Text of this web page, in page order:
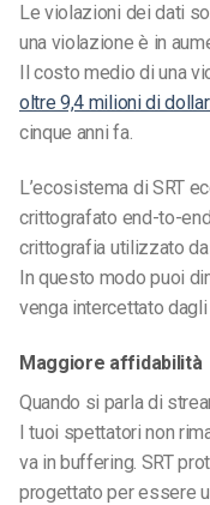
Le violazioni dei dati
una violazione è in
Il costo medio di una
oltre 9,4 milioni di
cinque anni fa.
L’ecosistema di SRT
crittografato end-to-
crittografia utilizzato
In questo modo puoi
venga intercettato dagli
Maggiore affidabilità
Quando si parla di
I tuoi spettatori non
va in buffering. SRT
progettato per essere